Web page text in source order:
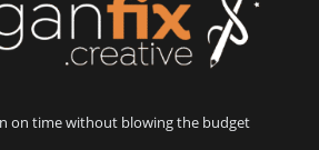
on time without blowing the budget